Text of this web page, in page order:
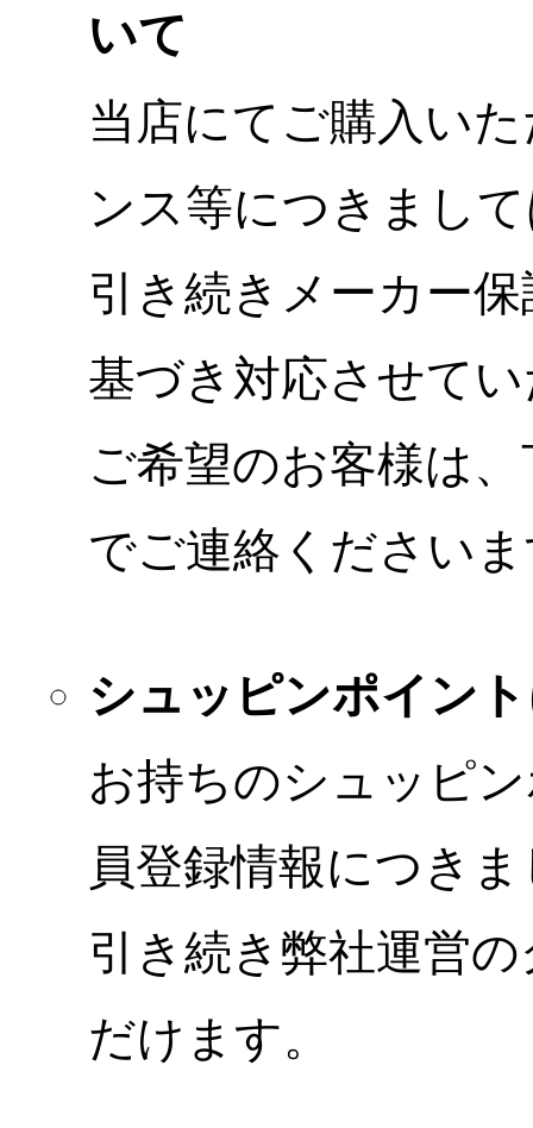
いて
当店にてご購入い
ンス等につきまし
引き続きメーカー
基づき対応させて
ご希望のお客様は
でご連絡ください
シュッピンポイン
お持ちのシュッピ
員登録情報につき
引き続き弊社運営
だけます。